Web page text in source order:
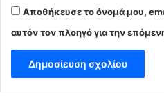
Αποθήκευσε το όνομά μου,
αυτόν τον πλοηγό για την